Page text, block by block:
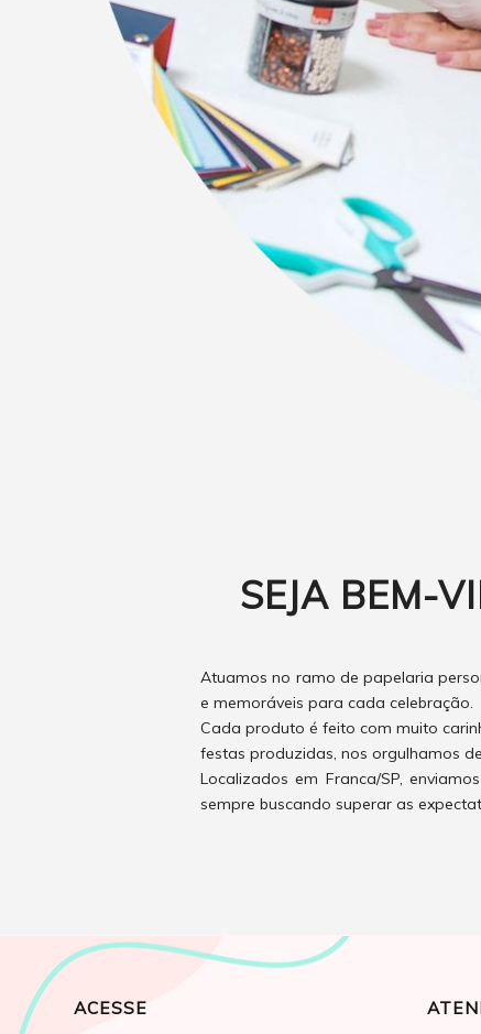
SEJA BEM-
Atuamos no ramo de papelaria
e memoráveis para cada celebração.
Cada produto é feito com muito
festas produzidas, nos orgulhamos
Localizados em Franca/SP,
sempre buscando superar as
ACESSE